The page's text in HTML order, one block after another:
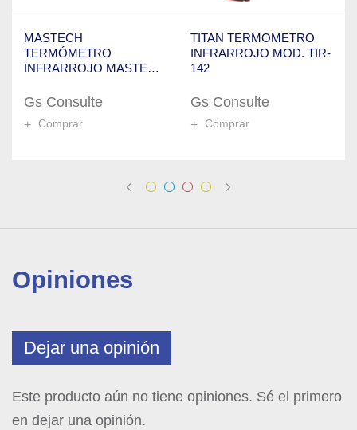
MASTECH
TERMÓMETRO
INFRARROJO MASTECH
Gs Consulte
+ Comprar
TITAN TERMOMETRO
INFRARROJO MOD. TIR-
142
Gs Consulte
+ Comprar
Opiniones
Dejar una opinión
Este producto aún no tiene opiniones. Sé el primero
en dejar una opinión.